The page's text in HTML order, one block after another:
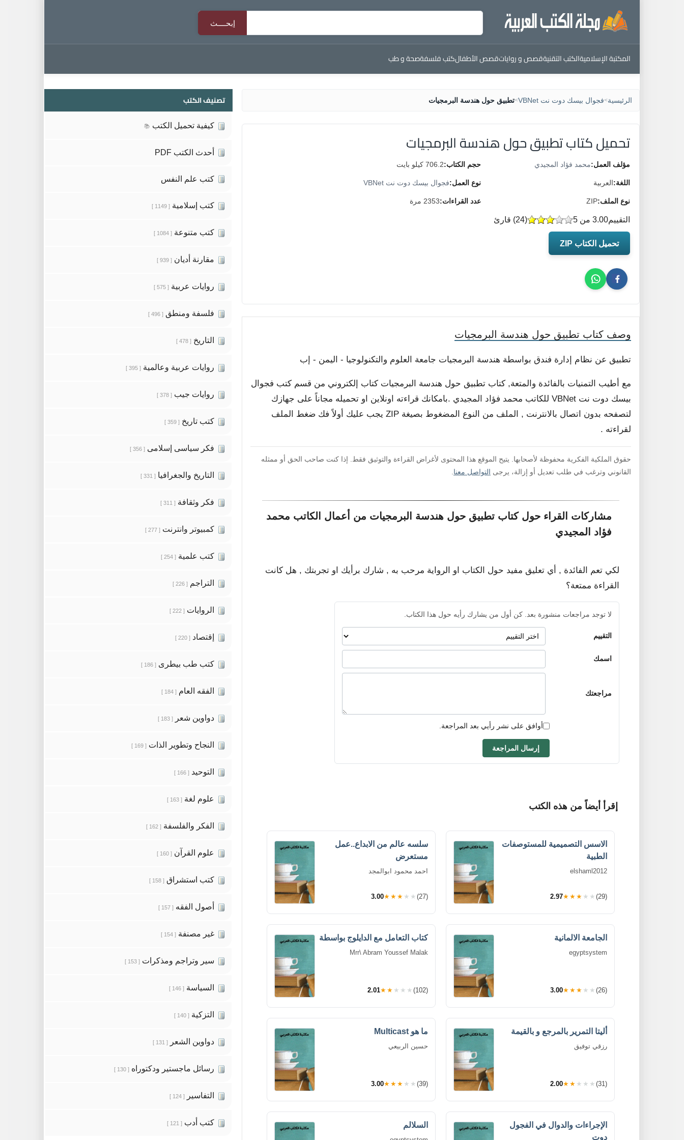
المكتبة الإسلاميةالكتب التقنيةقصص و رواياتقصص الأطفالكتب فلسفةصحة و طب
الرئيسية>فجوال بيسك دوت نت VBNet >تطبيق حول هندسة البرمجيات
تحميل كتاب تطبيق حول هندسة البرمجيات
مؤلف العمل:محمد فؤاد المجيدي حجم الكتاب:706.2 كيلو بايت
اللغة:العربية نوع العمل:فجوال بيسك دوت نت VBNet
نوع الملف:ZIP عدد القراءات:2353 مرة
التقييم (
24) قارئ 3.00 من 5
تحميل الكتاب ZIP
وصف كتاب تطبيق حول هندسة البرمجيات
تطبيق عن نظام إدارة فندق بواسطة هندسة البرمجيات جامعة العلوم والتكنولوجيا - اليمن - إب
مع أطيب التمنيات بالفائدة والمتعة, كتاب تطبيق حول هندسة البرمجيات كتاب إلكتروني من قسم كتب فجوال
بيسك دوت نت VBNet للكاتب محمد فؤاد المجيدي .بامكانك قراءته اونلاين او تحميله مجاناً على جهازك
لتصفحه بدون اتصال بالانترنت , الملف من النوع المضغوط بصيغة ZIP يجب عليك أولاً فك ضغط الملف
لقراءته .
حقوق الملكية الفكرية محفوظة لأصحابها. يتيح الموقع هذا المحتوى لأغراض القراءة والتوثيق فقط. إذا كنت صاحب الحق أو ممثله
القانوني وترغب في طلب تعديل أو إزالة، يرجى التواصل معنا
مشاركات القراء حول كتاب تطبيق حول هندسة البرمجيات من أعمال الكاتب محمد
فؤاد المجيدي
لكي تعم الفائدة , أي تعليق مفيد حول الكتاب او الرواية مرحب به , شارك برأيك او تجربتك , هل كانت
القراءة ممتعة؟
لا توجد مراجعات منشورة بعد. كن أول من يشارك رأيه حول هذا الكتاب.
التقييم
اسمك
مراجعتك
أوافق على نشر رأيي بعد المراجعة.
إرسال المراجعة
إقرأ أيضاً من هذه الكتب
الاسس التصميمية للمستوصفات
الطبية
elshaml2012
2.97★★★★★ (29)
سلسه عالم من الابداع..عمل
مستعرض
احمد محمود ابوالمجد
3.00★★★★★ (27)
الجامعة الالمانية
egyptsystem
3.00★★★★★ (26)
كتاب التعامل مع الدايلوج بواسطة
Mrr\ Abram Youssef Malak
2.01★★★★★ (102)
أليتا التمرير بالمرجع و بالقيمة
رزقي توفيق
2.00★★★★★ (31)
ما هو Multicast
حسين الربيعي
3.00★★★★★ (39)
الإجراءات والدوال في الفجول
دوت
السلالم
تصنيف الكتب
كيفية تحميل الكتب 📚
أحدث الكتب PDF
كتب علم النفس
كتب إسلامية [ 1149 ]
كتب متنوعة [ 1084 ]
مقارنة أديان [ 939 ]
روايات عربية [ 575 ]
فلسفة ومنطق [ 496 ]
التاريخ [ 478 ]
روايات عربية وعالمية [ 395 ]
روايات جيب [ 378 ]
كتب تاريخ [ 359 ]
فكر سياسى إسلامى [ 356 ]
التاريخ والجغرافيا [ 331 ]
فكر وثقافة [ 311 ]
كمبيوتر وانترنت [ 277 ]
كتب علمية [ 254 ]
التراجم [ 226 ]
الروايات [ 222 ]
إقتصاد [ 220 ]
كتب طب بيطرى [ 186 ]
الفقه العام [ 184 ]
دواوين شعر [ 183 ]
النجاح وتطوير الذات [ 169 ]
التوحيد [ 166 ]
علوم لغة [ 163 ]
الفكر والفلسفة [ 162 ]
علوم القرآن [ 160 ]
كتب استشراق [ 158 ]
أصول الفقه [ 157 ]
غير مصنفة [ 154 ]
سير وتراجم ومذكرات [ 153 ]
السياسة [ 146 ]
التزكية [ 140 ]
دواوين الشعر [ 131 ]
رسائل ماجستير ودكتوراه [ 130 ]
التفاسير [ 124 ]
كتب أدب [ 121 ]